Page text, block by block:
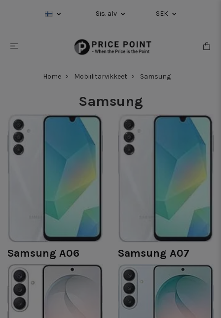
Sis. alv SEK
Home Mobiilitarvikkeet Samsung
Samsung
Samsung A06 Samsung A07